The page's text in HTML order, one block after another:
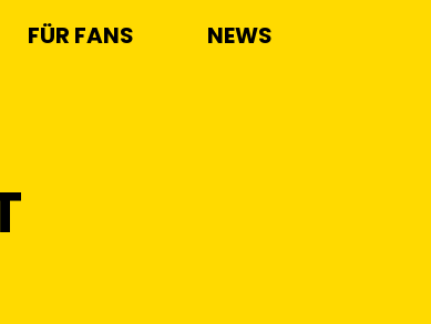
FÜR FANS NEWS